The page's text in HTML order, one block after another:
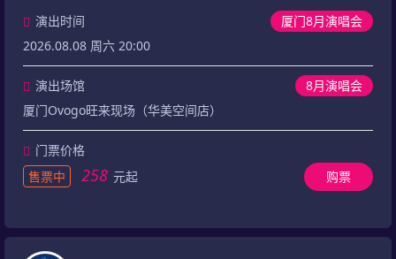
厦门8月演唱会
演出时间
2026.08.08 周六 20:00
8月演唱会
演出场馆
厦门Ovogo旺来现场（华美空间店）
门票价格
售票中
258 元起 购票